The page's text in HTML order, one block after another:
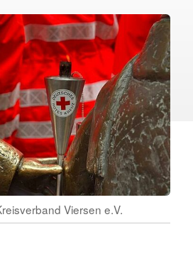
Viersen e.V.